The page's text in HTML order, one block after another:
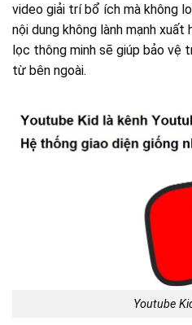
video giải trí bổ ích mà không
nội dung không lành mạnh
lọc thông minh sẽ giúp bảo vệ
từ bên ngoài.
Youtube